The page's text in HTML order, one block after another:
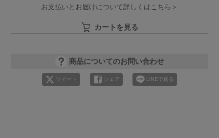
お支払いとお届けについて詳しくはこちら＞
カートを見る
商品についてのお問い合わせ
ツイート シェア LINEで送る